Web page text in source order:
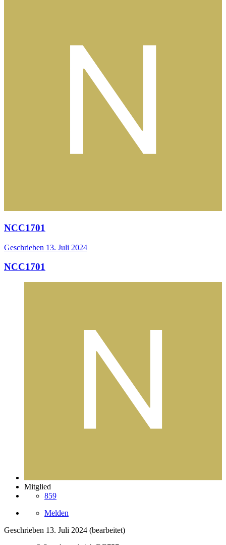
NCC1701
Geschrieben 13. Juli 2024
NCC1701
Mitglied
859
Melden
Geschrieben 13. Juli 2024 (bearbeitet)